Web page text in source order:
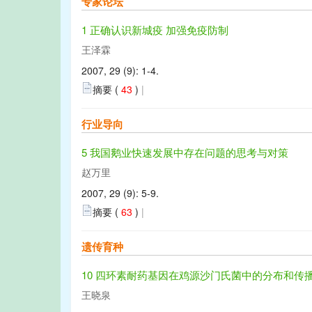
1 正确认识新城疫 加强免疫防制
王泽霖
2007, 29 (9): 1-4.
摘要 ( 43 ) |
行业导向
5 我国鹅业快速发展中存在问题的思考与对策
赵万里
2007, 29 (9): 5-9.
摘要 ( 63 ) |
遗传育种
10 四环素耐药基因在鸡源沙门氏菌中的分布和传
王晓泉